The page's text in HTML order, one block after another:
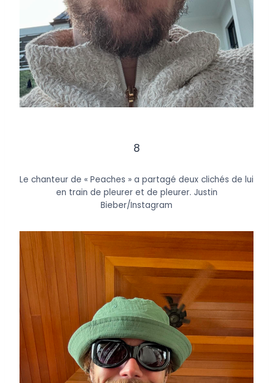
8
Le chanteur de « Peaches » a partagé deux clichés de lui
en train de pleurer et de pleurer. Justin
Bieber/Instagram